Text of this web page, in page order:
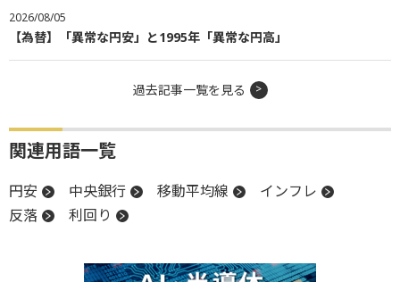
2026/08/05
【為替】「異常な円安」と1995年「異常な円高」
過去記事一覧を見る
関連用語一覧
円安 中央銀行 移動平均線
インフレ
反落
利回り